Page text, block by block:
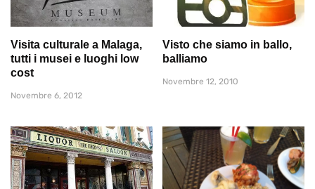
Visita culturale a Malaga,
tutti i musei e luoghi low
cost
Novembre 6, 2012
Visto che siamo in ballo,
balliamo
Novembre 12, 2010